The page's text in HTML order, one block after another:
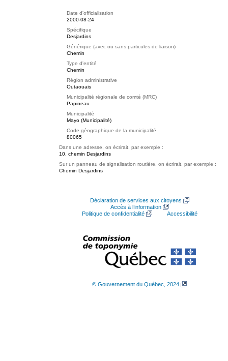
Date d'officialisation
2000-08-24
Spécifique
Desjardins
Générique (avec ou sans particules de liaison)
Chemin
Type d'entité
Chemin
Région administrative
Outaouais
Municipalité régionale de comté (MRC)
Papineau
Municipalité
Mayo (Municipalité)
Code géographique de la municipalité
80065
Dans une adresse, on écrirait, par exemple :
10, chemin Desjardins
Sur un panneau de signalisation routière, on écrirait, par exemple :
Chemin Desjardins
Déclaration de services aux citoyens
Accès à l’information
Politique de confidentialité
Accessibilité
© Gouvernement du Québec, 2024